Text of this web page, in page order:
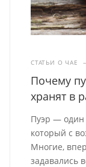
СТАТЬИ О ЧАЕ
Почему
хранят в
Пуэр — один
который с
Многие,
задавались